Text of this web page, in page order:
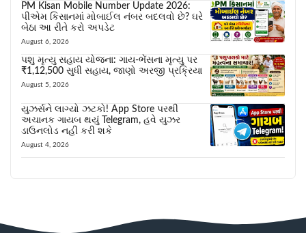
PM Kisan Mobile Number Update 2026:
પીએમ કિસાનમાં મોબાઈલ નંબર બદલવો છે? ઘરે
બેઠા આ રીતે કરો અપડેટ
August 6, 2026
પશુ મૃત્યુ સહાય યોજના: ગાય-ભેંસના મૃત્યુ પર
₹1,12,500 સુધી સહાય, જાણો અરજી પ્રક્રિયા
August 5, 2026
યુઝર્સને લાગ્યો ઝટકો! App Store પરથી
અચાનક ગાયબ થયું Telegram, હવે યુઝર
ડાઉનલોડ નહીં કરી શકે
August 4, 2026